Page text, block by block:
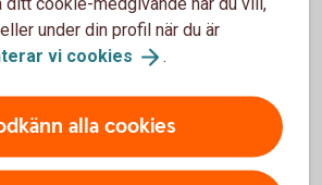
krav på bolag och fondbolag så är
det ska leda till en positiv förändring.
olika finansiella produkter när det
kan, på ett tydligare sätt, ställa krav på
och uttrycka dina
under din profil när du är
vi cookies .
alla cookies